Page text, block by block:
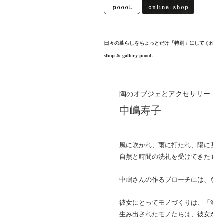
日々の暮らしをちょっとだけ「特別」にして
shop & gallery poooL
陶のオブジェとアクセサリー
中嶋寿子
風に吹かれ、雨に打たれ、陽に
自然と時間の洗礼を受けてきた
中嶋さんの作るブローチには、
彼女にとってモノづくりは、「
生み出されたモノたちは、彼女